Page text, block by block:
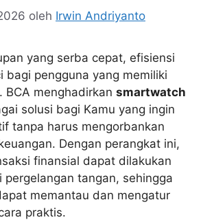
oleh Irwin Andriyanto
yang serba cepat, efisiensi
bagi pengguna yang memiliki
BCA menghadirkan smartwatch
solusi bagi Kamu yang ingin
tanpa harus mengorbankan
Dengan perangkat ini,
finansial dapat dilakukan
pergelangan tangan, sehingga
memantau dan mengatur
praktis.